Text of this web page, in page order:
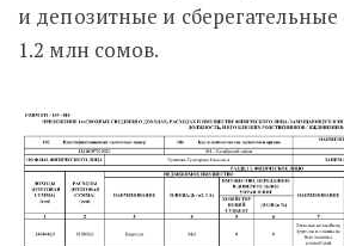
и депозитные и
1.2 млн сомов.